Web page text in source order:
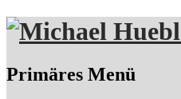
Suchen
Primäres Menü